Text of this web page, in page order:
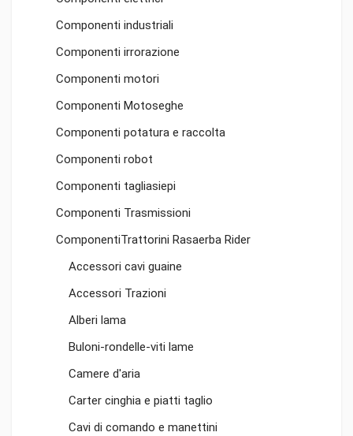
Componenti industriali
Componenti irrorazione
Componenti motori
Componenti Motoseghe
Componenti potatura e raccolta
Componenti robot
Componenti tagliasiepi
Componenti Trasmissioni
ComponentiTrattorini Rasaerba Rider
Accessori cavi guaine
Accessori Trazioni
Alberi lama
Buloni-rondelle-viti lame
Camere d'aria
Carter cinghia e piatti taglio
Cavi di comando e manettini